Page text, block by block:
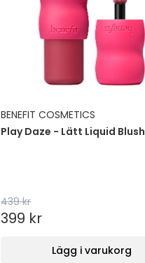
BENEFIT COSMETICS
Play Daze - Lätt Liquid Blush
439 kr
399 kr
Lägg i varukorg